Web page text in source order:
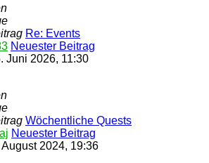
Re: Events
Neuester Beitrag
Juni 2026, 11:30
Wöchentliche Quests
Neuester Beitrag
August 2024, 19:36